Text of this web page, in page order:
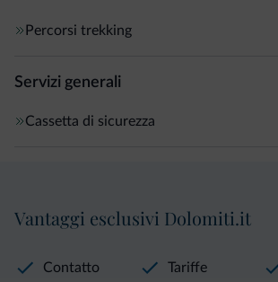
Percorsi trekking
Servizi generali
Cassetta di sicurezza
Vantaggi esclusivi Dolomiti.it
Contatto
Tariffe